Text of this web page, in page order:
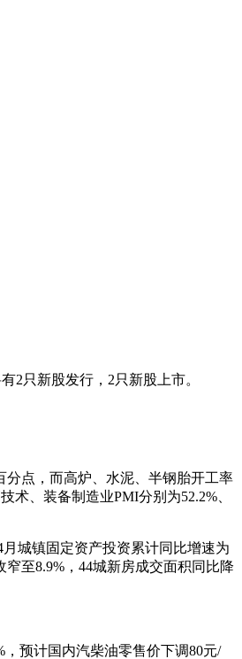
2只新股发行，2只新股上市。
点，而高炉、水泥、半钢胎开工率
术、装备制造业PMI分别为52.2%、
城镇固定资产投资累计同比增速为
至8.9%，44城新房成交面积同比降
预计国内汽柴油零售价下调80元/